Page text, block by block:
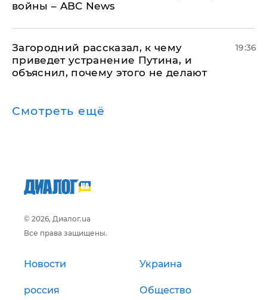
войны – ABC News
Загородний рассказал, к чему
приведет устранение Путина, и
объяснил, почему этого не делают
19:36
Смотреть ещё
© 2026, Диалог.ua
Все права защищены.
Новости Украина
россия Общество